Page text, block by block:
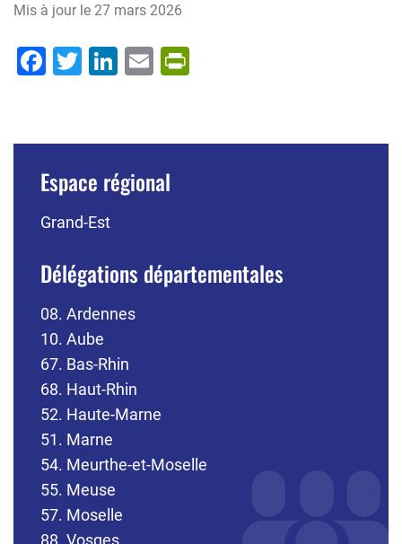
Mis à jour le 27 mars 2026
Facebook
Twitter
LinkedIn
Email
Espace régional
Grand-Est
Délégations départementales
08. Ardennes
10. Aube
67. Bas-Rhin
68. Haut-Rhin
52. Haute-Marne
51. Marne
54. Meurthe-et-Moselle
55. Meuse
57. Moselle
88. Vosges